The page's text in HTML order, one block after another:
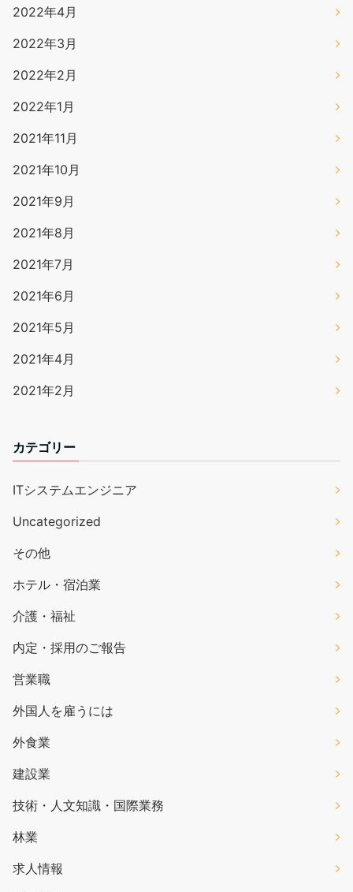
2022年4月
2022年3月
2022年2月
2022年1月
2021年11月
2021年10月
2021年9月
2021年8月
2021年7月
2021年6月
2021年5月
2021年4月
2021年2月
カテゴリー
ITシステムエンジニア
Uncategorized
その他
ホテル・宿泊業
介護・福祉
内定・採用のご報告
営業職
外国人を雇うには
外食業
建設業
技術・人文知識・国際業務
林業
求人情報